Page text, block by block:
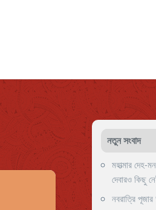
নতুন সংবাদ
মহাত্মার দেহ-
দেবারও কিছু
নবরাত্রি পূজার